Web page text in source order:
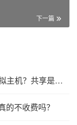
下一篇
阿里云ECS共享型s6是服务器还是虚拟主机？共享是什么意思？
的不收费吗？